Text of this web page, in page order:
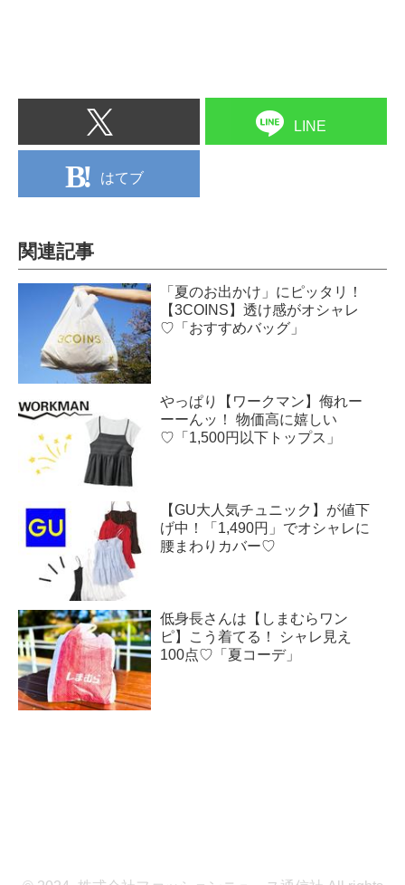
LINE
はてブ
関連記事
「夏のお出かけ」にピッタリ！
【3COINS】透け感がオシャレ
♡「おすすめバッグ」
やっぱり【ワークマン】侮れー
ーーんッ！ 物価高に嬉しい
♡「1,500円以下トップス」
【GU大人気チュニック】が値下
げ中！「1,490円」でオシャレに
腰まわりカバー♡
低身長さんは【しまむらワン
ピ】こう着てる！ シャレ見え
100点♡「夏コーデ」